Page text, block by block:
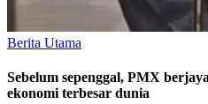
Berita Utama
Sebelum sepenggal, PMX
ekonomi terbesar dunia